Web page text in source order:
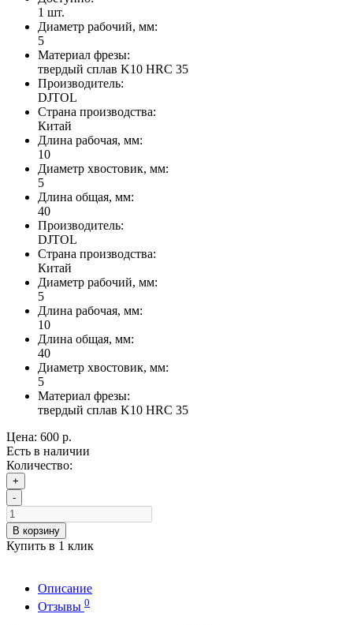
1 шт.
Диаметр рабочий, мм:
5
Материал фрезы:
твердый сплав K10 HRC 35
Производитель:
DJTOL
Страна производства:
Китай
Длина рабочая, мм:
10
Диаметр хвостовик, мм:
5
Длина общая, мм:
40
Производитель:
DJTOL
Страна производства:
Китай
Диаметр рабочий, мм:
5
Длина рабочая, мм:
10
Длина общая, мм:
40
Диаметр хвостовик, мм:
5
Материал фрезы:
твердый сплав K10 HRC 35
Цена: 600 р.
Есть в наличии
Количество:
+
-
В корзину
Купить в 1 клик
Описание
Отзывы 0